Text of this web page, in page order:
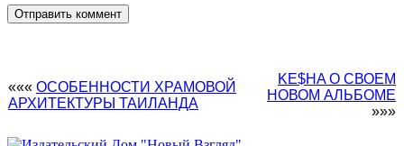
««« ОСОБЕННОСТИ ХРАМОВОЙ
АРХИТЕКТУРЫ ТАИЛАНДА
KE$HA О СВОЕМ
НОВОМ АЛЬБОМЕ
»»»